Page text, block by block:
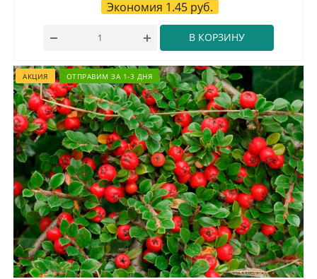
Экономия 1.45руб.
В КОРЗИНУ
АКЦИЯ ОТПРАВИМ ЗА 1-3 ДНЯ